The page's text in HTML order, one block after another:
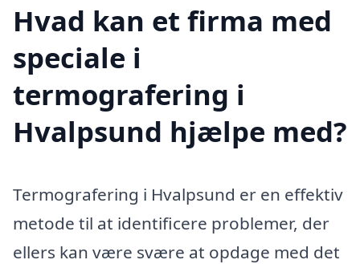
Hvad kan et firma med
speciale i
termografering i
Hvalpsund hjælpe med?
Termografering i Hvalpsund er en effektiv
metode til at identificere problemer, der
ellers kan være svære at opdage med det